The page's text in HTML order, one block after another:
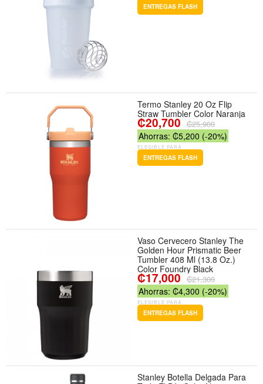
ENTREGAS FLASH
Termo Stanley 20 Oz Flip
Straw Tumbler Color Naranja
₡20,700 ₡25,900
Ahorras: ₡5,200 (-20%)
ELEGIBLE PARA
ENTREGAS FLASH
Vaso Cervecero Stanley The
Golden Hour Prismatic Beer
Tumbler 408 Ml (13.8 Oz.)
Color Foundry Black
₡17,000 ₡21,300
Ahorras: ₡4,300 (-20%)
ELEGIBLE PARA
ENTREGAS FLASH
Stanley Botella Delgada Para